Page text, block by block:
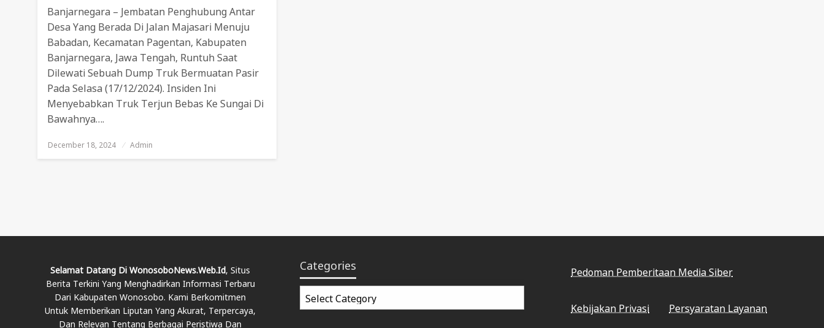
Banjarnegara – Jembatan Penghubung Antar
Desa Yang Berada Di Jalan Majasari Menuju
Babadan, Kecamatan Pagentan, Kabupaten
Banjarnegara, Jawa Tengah, Runtuh Saat
Dilewati Sebuah Dump Truk Bermuatan Pasir
Pada Selasa (17/12/2024). Insiden Ini
Menyebabkan Truk Terjun Bebas Ke Sungai Di
Bawahnya….
Posted
December 18, 2024 Admin
Selamat Datang Di WonosoboNews.web.id, Situs
Berita Terkini Yang Menghadirkan Informasi Terbaru
Dari Kabupaten Wonosobo. Kami Berkomitmen
Untuk Memberikan Liputan Yang Akurat, Terpercaya,
Dan Relevan Tentang Berbagai Peristiwa Dan
Categories
Categories
Pedoman Pemberitaan Media Siber
Kebijakan Privasi Persyaratan Layanan